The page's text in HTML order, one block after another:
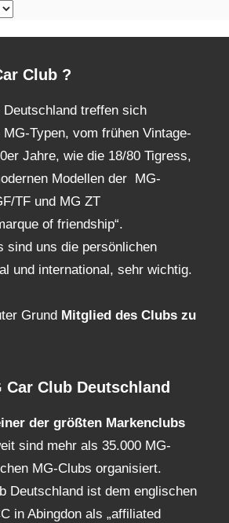
Club ?
Deutschland treffen sich
Typen, vom frühen Vintage-
Jahre, wie die 18/80 Tigress,
Modellen der MG-
TF und MG ZT
of friendship“.
sind uns die persönlichen
und international, sehr wichtig.
Grund Mitglied des Clubs zu
Car Club Deutschland
der größten Markenclubs
sind mehr als 35.000 MG-
MG-Clubs organisiert.
Deutschland ist dem englischen
in Abingdon als „affiliated